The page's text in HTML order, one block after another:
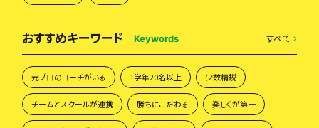
おすすめキーワード Keywords すべて
元プロのコーチがいる 1学年20名以上 少数精鋭
チームとスクールが連携 勝ちにこだわる 楽しくが第一